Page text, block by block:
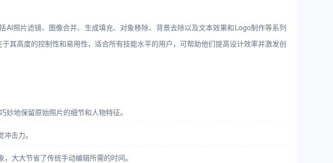
照片滤镜、图像合并、生成填充、对象移除、背景去除以及文本效果和Logo制作等系列
其高度的控制性和易用性，适合所有技能水平的用户，可帮助他们提高设计效率并激发创
地保留原始照片的细节和人物特征。
击力。
大大节省了传统手动编辑所需的时间。